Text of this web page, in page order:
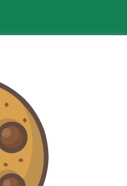
lasciare un